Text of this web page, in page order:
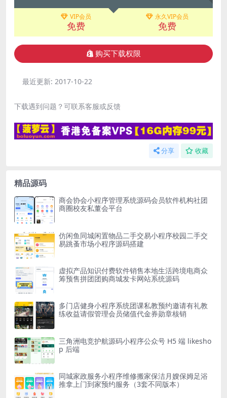
VIP会员
免费
永久VIP会员
免费
购买下载权限
最近更新: 2017-10-22
下载遇到问题？可联系客服或反馈
分享 收藏
精品源码
商会协会小程序管理系统源码会员软件机构社团
商圈校友私董会平台
仿闲鱼同城闲置物品二手交易小程序校园二手交
易跳蚤市场小程序源码搭建
虚拟产品知识付费软件销售本地生活跨境电商众
筹预售拼团团购商城发卡网站系统源码
多门店健身小程序系统团课私教预约邀请有礼教
练收益请假管理会员储值代金券勋章核销
三角洲电竞护航源码小程序公众号 H5 端 likesho
p 后端
同城家政服务小程序维修搬家保洁月嫂保姆足浴
推拿上门到家预约服务（3套不同版本）